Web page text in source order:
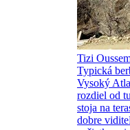
Tizi
Typická
Vysoký
rozdiel od
stoja na
dobre